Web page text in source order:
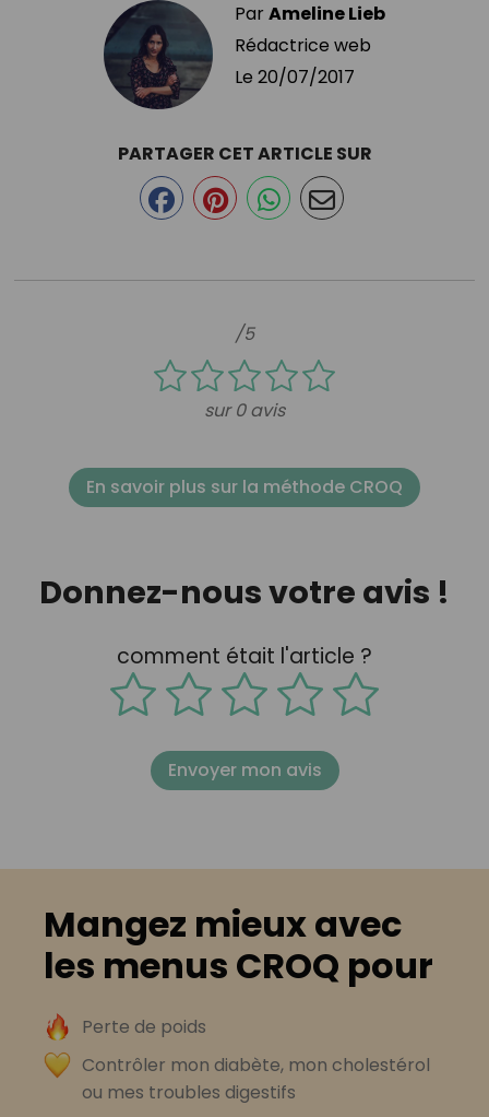
ParAmeline Lieb
Rédactrice web
Le 20/07/2017
/5
sur 0 avis
PARTAGER CET ARTICLE SUR
En savoir plus sur la méthode CROQ
Donnez-nous votre avis !
comment était l'article ?
Envoyer mon avis
Mangez mieux avec
les menus CROQ pour
Perte de poids
Contrôler mon diabète, mon cholestérol
ou mes troubles digestifs